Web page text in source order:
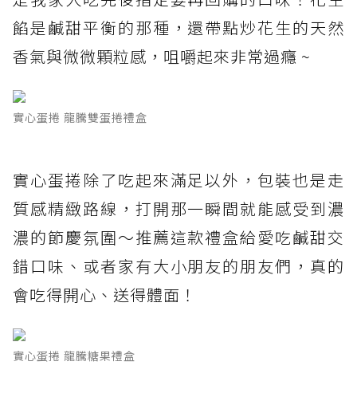
餡是鹹甜平衡的那種，還帶點炒花生的天然
香氣與微微顆粒感，咀嚼起來非常過癮 ~
實心蛋捲 龍騰雙蛋捲禮盒
實心蛋捲除了吃起來滿足以外，包裝也是走
質感精緻路線，打開那一瞬間就能感受到濃
濃的節慶氛圍～推薦這款禮盒給愛吃鹹甜交
錯口味、或者家有大小朋友的朋友們，真的
會吃得開心、送得體面！
實心蛋捲 龍騰糖果禮盒